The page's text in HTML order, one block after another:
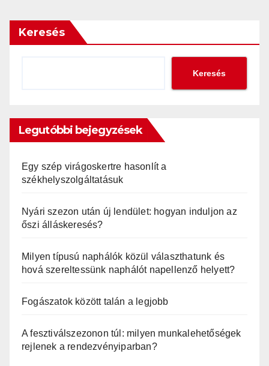
Keresés
Keresés
Legutóbbi bejegyzések
Egy szép virágoskertre hasonlít a
székhelyszolgáltatásuk
Nyári szezon után új lendület: hogyan induljon az
őszi álláskeresés?
Milyen típusú naphálók közül választhatunk és
hová szereltessünk naphálót napellenző helyett?
Fogászatok között talán a legjobb
A fesztiválszezonon túl: milyen munkalehetőségek
rejlenek a rendezvényiparban?